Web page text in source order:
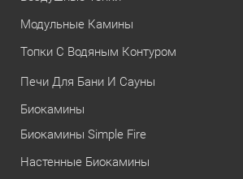
Модульные Камины
Топки С Водяным Контуром
Печи Для Бани И Сауны
Биокамины
Биокамины Simple Fire
Настенные Биокамины